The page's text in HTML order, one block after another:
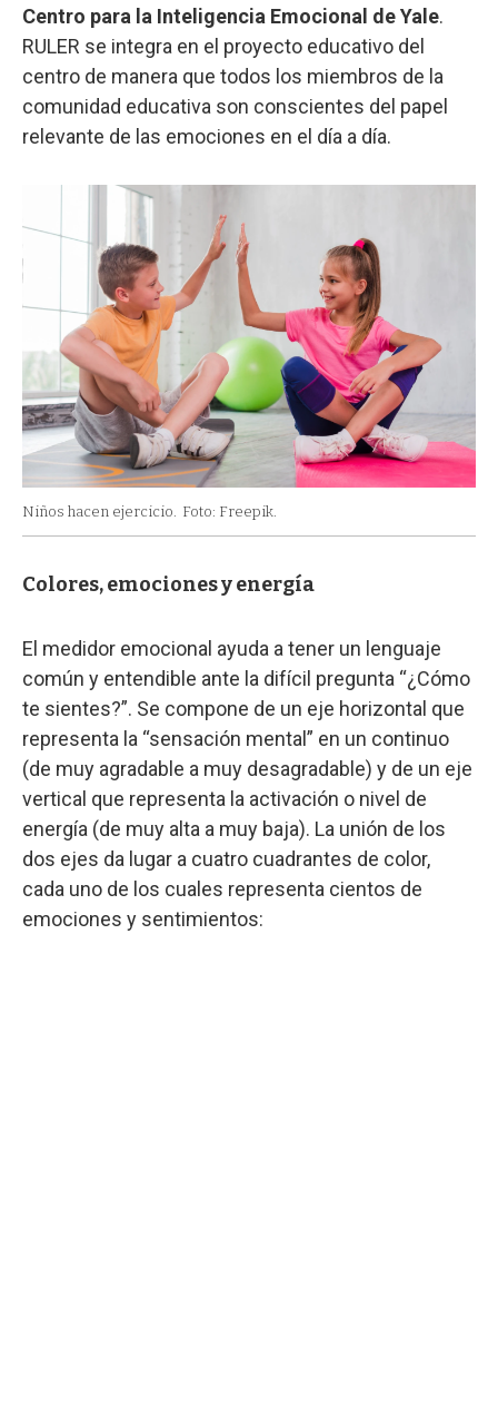
Centro para la Inteligencia Emocional de Yale.
RULER se integra en el proyecto educativo del
centro de manera que todos los miembros de la
comunidad educativa son conscientes del papel
relevante de las emociones en el día a día.
Niños hacen ejercicio. Foto: Freepik.
Colores, emociones y energía
El medidor emocional ayuda a tener un lenguaje
común y entendible ante la difícil pregunta “¿Cómo
te sientes?”. Se compone de un eje horizontal que
representa la “sensación mental” en un continuo
(de muy agradable a muy desagradable) y de un eje
vertical que representa la activación o nivel de
energía (de muy alta a muy baja). La unión de los
dos ejes da lugar a cuatro cuadrantes de color,
cada uno de los cuales representa cientos de
emociones y sentimientos: